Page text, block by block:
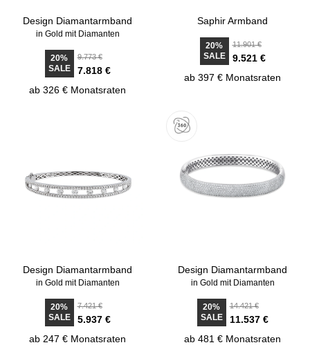
Design Diamantarmband
in Gold mit Diamanten
20%
SALE
9.773 €
7.818 €
ab 326 € Monatsraten
Saphir Armband
20%
SALE
11.901 €
9.521 €
ab 397 € Monatsraten
Design Diamantarmband
in Gold mit Diamanten
20%
SALE
7.421 €
5.937 €
ab 247 € Monatsraten
Design Diamantarmband
in Gold mit Diamanten
20%
SALE
14.421 €
11.537 €
ab 481 € Monatsraten